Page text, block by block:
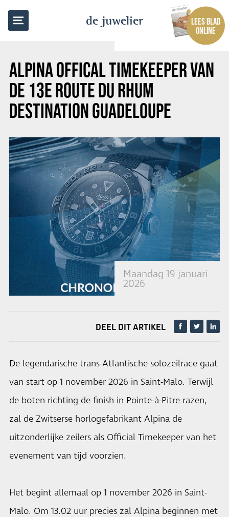
de juwelier
LEES BLAD
ONLINE
ALPINA OFFICAL TIMEKEEPER VAN
DE 13E ROUTE DU RHUM
DESTINATION GUADELOUPE
Maandag 19 januari
2026
TERUG NAAR OVERZICHT
DEEL DIT ARTIKEL
De legendarische trans-Atlantische solozeilrace gaat
van start op 1 november 2026 in Saint-Malo. Terwijl
de boten richting de finish in Pointe-à-Pitre razen,
zal de Zwitserse horlogefabrikant Alpina de
uitzonderlijke zeilers als Official Timekeeper van het
evenement van tijd voorzien.
Het begint allemaal op 1 november 2026 in Saint-
Malo. Om 13.02 uur precies zal Alpina beginnen met